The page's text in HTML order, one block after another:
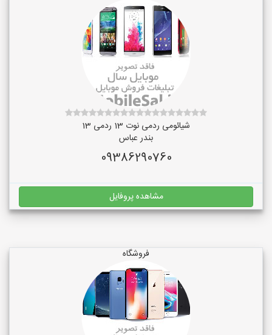
شیائومی ردمی نوت 13 ردمی 13
بندر عباس
09386290760
مشاهده پروفایل
فروشگاه